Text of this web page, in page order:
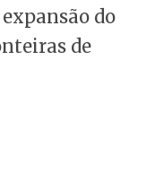
do
de